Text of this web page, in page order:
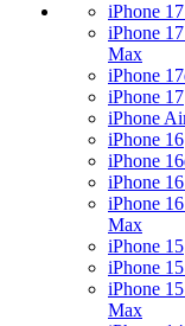
iPhone
iPhone
Max
iPhone
iPhone 17
iPhone
iPhone 16
iPhone
iPhone
iPhone
Max
iPhone 15
iPhone
iPhone
Max